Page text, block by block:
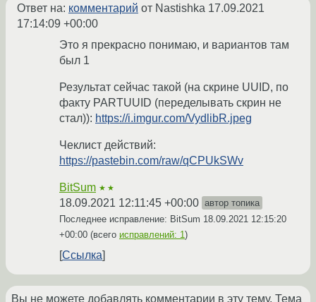
Ответ на: комментарий от Nastishka 17.09.2021
17:14:09 +00:00
Это я прекрасно понимаю, и вариантов там
был 1
Результат сейчас такой (на скрине UUID, по
факту PARTUUID (переделывать скрин не
стал)): https://i.imgur.com/VydlibR.jpeg
Чеклист действий:
https://pastebin.com/raw/qCPUkSWv
BitSum ★★
18.09.2021 12:11:45 +00:00 автор топика
Последнее исправление: BitSum 18.09.2021 12:15:20
+00:00 (всего исправлений: 1)
Ссылка
Вы не можете добавлять комментарии в эту тему. Тема